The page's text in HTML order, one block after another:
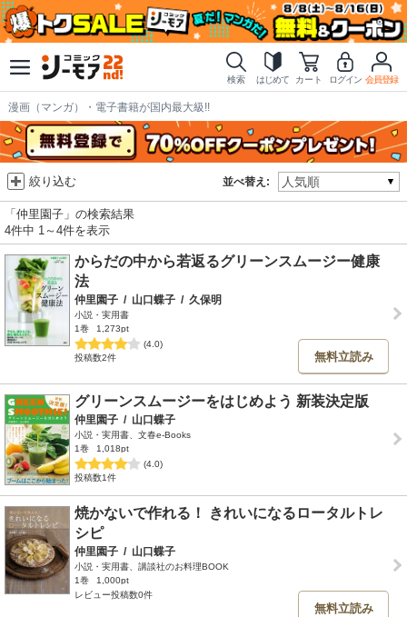
検索 はじめて カート ログイン 会員登録
漫画（マンガ）・電子書籍が国内最大級!!
並べ替え:
絞り込む
「仲里園子」の検索結果
4件中 1～4件を表示
からだの中から若返るグリーンスムージー健康
法
仲里園子 / 山口蝶子 / 久保明
小説・実用書
1巻
1,273pt
(4.0)
投稿数2件
無料立読み
グリーンスムージーをはじめよう 新装決定版
仲里園子 / 山口蝶子
小説・実用書、文春e-Books
1巻
1,018pt
(4.0)
投稿数1件
焼かないで作れる！ きれいになるロータルトレ
シピ
仲里園子 / 山口蝶子
小説・実用書、講談社のお料理BOOK
1巻
1,000pt
レビュー投稿数0件
無料立読み